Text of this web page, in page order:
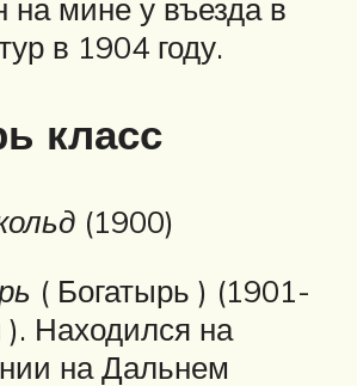
на мине у въезда в
в 1904 году.
класс
(1900)
( Богатырь ) (1901-
Находился на
на Дальнем